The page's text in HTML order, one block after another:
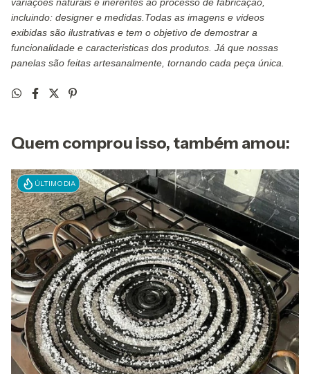
variações naturais e inerentes ao processo de fabricação,
incluindo: designer e medidas.Todas as imagens e videos
exibidas são ilustrativas e tem o objetivo de demostrar a
funcionalidade e caracteristicas dos produtos. Já que nossas
panelas são feitas artesanalmente, tornando cada peça única.
Quem comprou isso, também amou:
ÚLTIMO DIA